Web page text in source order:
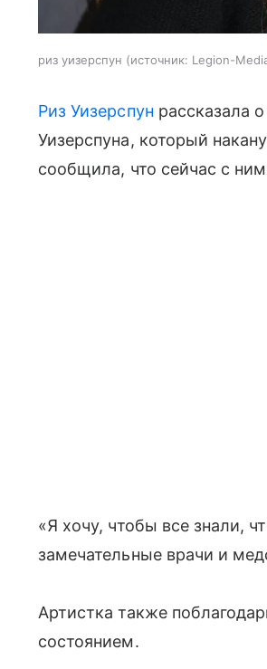
риз уизерспун источник: Legion-
Риз Уизерспун рассказала
Уизерспуна, который
сообщила, что сейчас с
«Я хочу, чтобы все знали,
замечательные врачи и
Артистка также
состоянием.